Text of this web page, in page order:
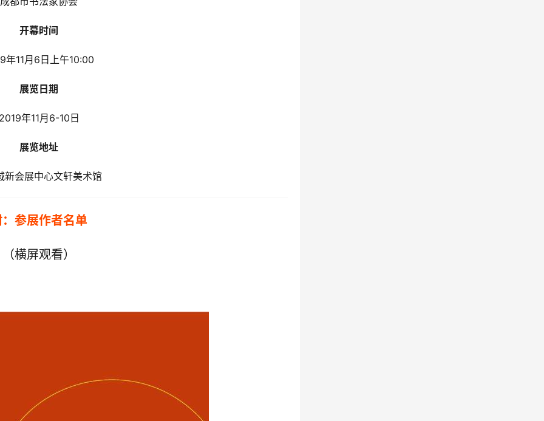
开幕时间
年11月6日上午10:00
展览日期
年11月6-10日
展览地址
新会展中心文轩美术馆
参展作者名单
（横屏观看）